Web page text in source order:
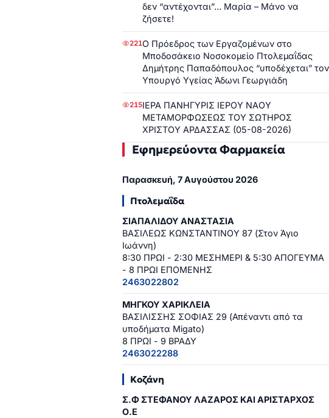
δεν “αντέχονται”… Μαρία – Μάνο να
ζήσετε!
221Ο Πρόεδρος των Εργαζομένων στο
Μποδοσάκειο Νοσοκομείο Πτολεμαΐδας
Δημήτρης Παπαδόπουλος “υποδέχεται” τον
Υπουργό Υγείας Άδωνι Γεωργιάδη
215ΙΕΡΑ ΠΑΝΗΓΥΡΙΣ ΙΕΡΟΥ ΝΑΟΥ
ΜΕΤΑΜΟΡΦΩΣΕΩΣ ΤΟΥ ΣΩΤΗΡΟΣ
ΧΡΙΣΤΟΥ ΑΡΔΑΣΣΑΣ (05-08-2026)
Εφημερεύοντα Φαρμακεία
Παρασκευή, 7 Αυγούστου 2026
Πτολεμαΐδα
ΣΙΑΠΑΛΙΔΟΥ ΑΝΑΣΤΑΣΙΑ
ΒΑΣΙΛΕΩΣ ΚΩΝΣΤΑΝΤΙΝΟΥ 87 (Στον Άγιο
Ιωάννη)
8:30 ΠΡΩΙ - 2:30 ΜΕΣΗΜΕΡΙ & 5:30 ΑΠΟΓΕΥΜΑ
- 8 ΠΡΩΙ ΕΠΟΜΕΝΗΣ
2463022802
ΜΗΓΚΟΥ ΧΑΡΙΚΛΕΙΑ
ΒΑΣΙΛΙΣΣΗΣ ΣΟΦΙΑΣ 29 (Απέναντι από τα
υποδήματα Migato)
8 ΠΡΩΙ - 9 ΒΡΑΔΥ
2463022288
Κοζάνη
Σ.Φ ΣΤΕΦΑΝΟΥ ΛΑΖΑΡΟΣ ΚΑΙ ΑΡΙΣΤΑΡΧΟΣ
Ο.Ε